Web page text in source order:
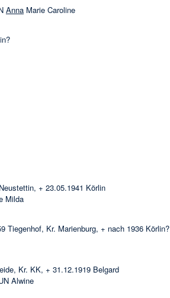
Anna Marie Caroline
+ 23.05.1941 Körlin
Milda
Tiegenhof, Kr. Marienburg, + nach 1936 Körlin?
Kr. KK, + 31.12.1919 Belgard
Alwine